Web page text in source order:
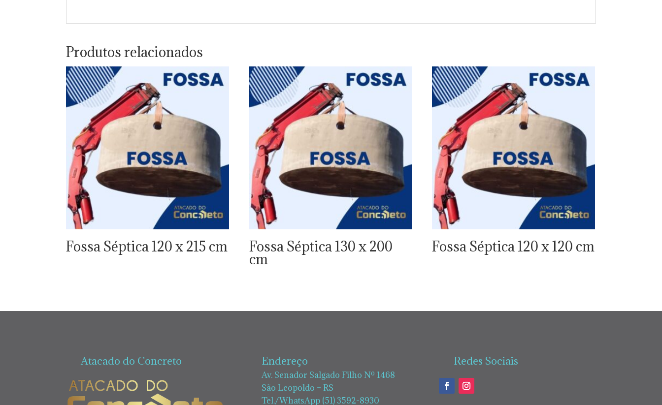
Produtos relacionados
Fossa Séptica 120 x 215 cm Fossa Séptica 130 x 200
cm
Fossa Séptica 120 x 120 cm
Atacado do Concreto Endereço
Av. Senador Salgado Filho Nº 1468
São Leopoldo – RS
Tel./WhatsApp (51) 3592-8930
Redes Sociais